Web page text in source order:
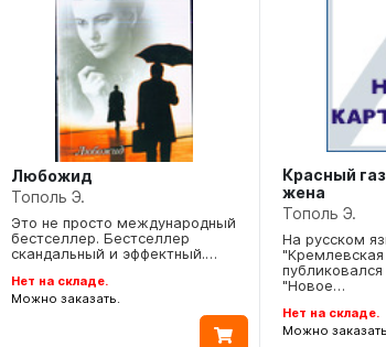
Любожид
Тополь Э.
Это не просто международный
бестселлер. Бестселлер
скандальный и эффектный.…
Нет на складе.
Можно заказать.
Красный
жена
Тополь Э.
На русском
публиковался
"Новое…
Нет на складе.
Можно заказать.